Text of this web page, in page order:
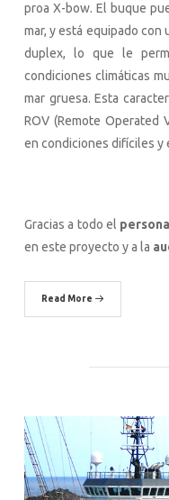
proa X-bow. El buque
mar, y está equipado con
duplex, lo que le
condiciones climáticas
mar gruesa. Esta
ROV (Remote Operated
en condiciones difíciles y
Gracias a todo el
en este proyecto y a la
Read More